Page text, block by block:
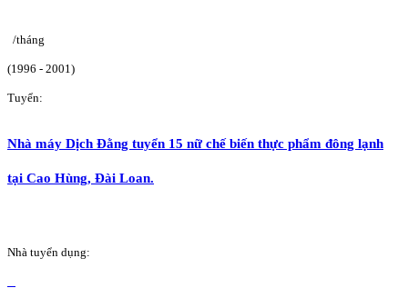
/tháng
(1996 - 2001)
Tuyển:
Nhà máy Dịch Đằng tuyển 15 nữ chế biến thực phẩm đông lạnh
tại Cao Hùng, Đài Loan.
Nhà tuyển dụng: